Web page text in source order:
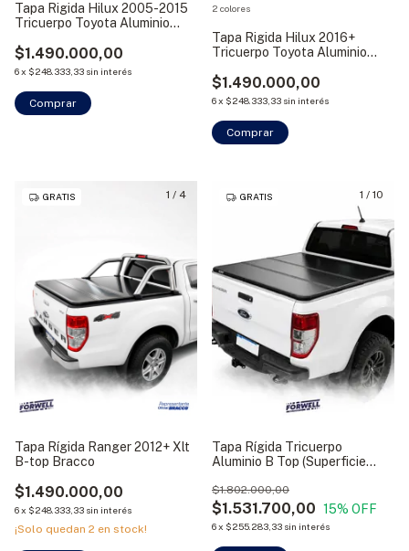
Tapa Rigida Hilux 2005-2015
Tricuerpo Toyota Aluminio
$1.490.000,00
6x $248.333,33 sin interés
Comprar
Tapa Rigida Hilux 2016+
Tricuerpo Toyota Aluminio
$1.490.000,00
6x $248.333,33 sin interés
2 colores
Comprar
1 / 4
GRATIS
Tapa Rígida Ranger 2012+ Xlt
B-top Bracco
$1.490.000,00
6x $248.333,33 sin interés
¡Solo quedan 2 en stock!
1 / 10
GRATIS
Tapa Rígida Tricuerpo
Aluminio B Top (Superficie
$1.531.700,00
$1.802.000,00
15% OFF
6x $255.283,33 sin interés